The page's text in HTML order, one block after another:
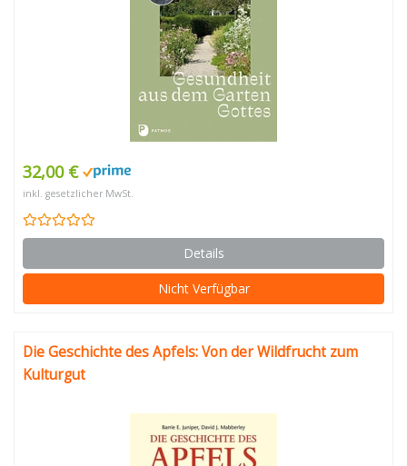
32,00 €
inkl. gesetzlicher MwSt.
Details
Nicht Verfügbar
Die Geschichte des Apfels: Von der Wildfrucht zum
Kulturgut